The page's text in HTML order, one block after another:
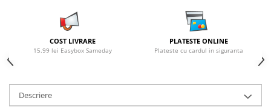
COST LIVRARE
15.99 lei Easybox Sameday
PLATESTE ONLINE
Plateste cu cardul in siguranta
Descriere